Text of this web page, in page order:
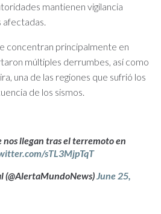
mantienen vigilancia
afectadas.
concentran principalmente en
múltiples derrumbes, así como
una de las regiones que sufrió los
de los sismos.
nos llegan tras el terremoto en
sTL3MjpTqT
June 25,